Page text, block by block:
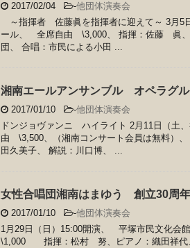
2017/02/04 -他団体演奏会
～指揮者 佐藤眞を指揮者に迎えて～ 3月5
ール、 全席自由 \3,000、 指揮：佐藤 眞
団、 合唱：市民による小田 ...
湘南エールアンサンブル オペラグ
2017/01/10 -他団体演奏会
ドンジョヴァンニ ハイライト 2月11日（土
由 \3,500、（湘南コンサート会員は無料）
田久美子、 解説：川口博、 ...
女性合唱団湘南はまゆう 創立30周
2017/01/10 -他団体演奏会
1月29日（日）15:00開演、 平塚市民文化
\1,000 指揮：松村 努、ピアノ：織田祥代